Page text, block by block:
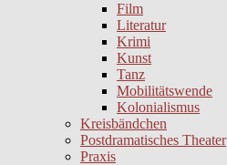
Film
Literatur
Krimi
Kunst
Tanz
Mobilitätswende
Kolonialismus
Kreisbändchen
Postdramatisches Theater
Praxis